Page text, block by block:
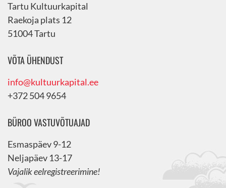
Tartu Kultuurkapital
Raekoja plats 12
51004 Tartu
VÕTA ÜHENDUST
info@kultuurkapital.ee
+372 504 9654
BÜROO VASTUVÕTUAJAD
Esmaspäev 9-12
Neljapäev 13-17
Vajalik eelregistreerimine!